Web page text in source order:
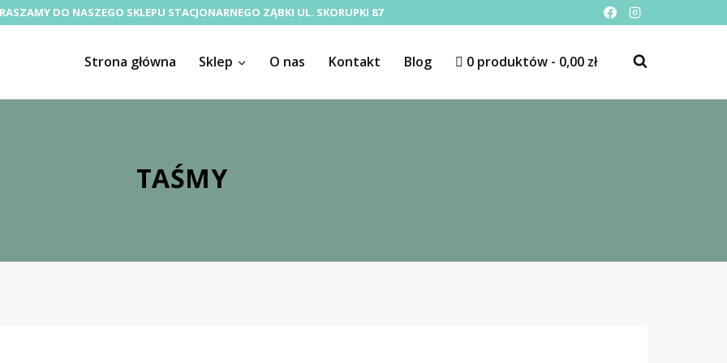
DO NASZEGO SKLEPU STACJONARNEGO ZĄBKI UL. SKORUPKI 87
Strona główna Sklep O nas Kontakt Blog 0 produktów 0,00 zł
TAŚMY